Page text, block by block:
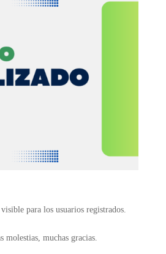
para los usuarios registrados.
molestias, muchas gracias.